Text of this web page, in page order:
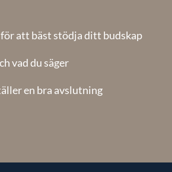
att bäst stödja ditt budskap
vad du säger
en bra avslutning